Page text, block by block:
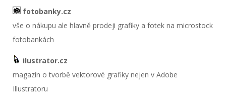
fotobanky.cz
vše o nákupu ale hlavně prodeji grafiky a fotek na microstock
fotobankách
ilustrator.cz
magazín o tvorbě vektorové grafiky nejen v Adobe
Illustratoru